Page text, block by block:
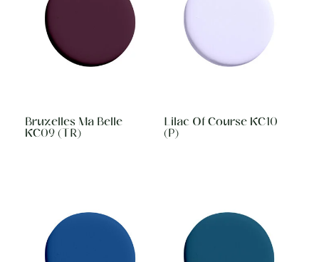
Bruxelles Ma Belle
KC09 (TR)
Lilac Of Course KC10
(P)